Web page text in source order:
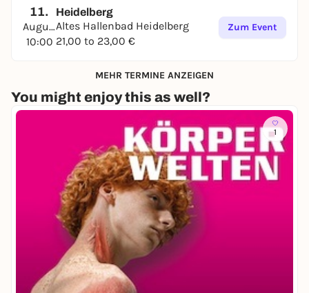
11.
August
10:00
Heidelberg
Altes Hallenbad Heidelberg
21,00 to 23,00 €
Zum Event
MEHR TERMINE ANZEIGEN
You might enjoy this as well?
1